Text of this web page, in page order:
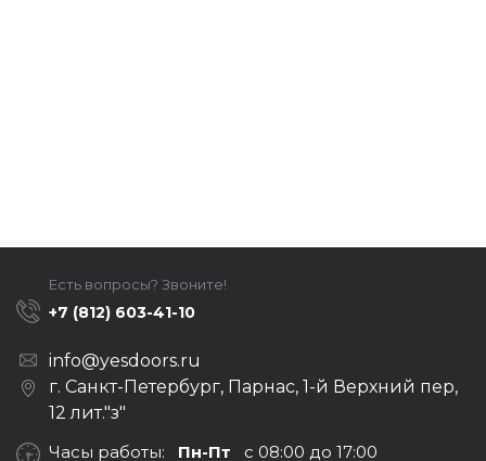
Есть вопросы? Звоните!
+7 (812) 603-41-10
info@yesdoors.ru
г. Санкт-Петербург, Парнас, 1-й Верхний пер,
12 лит."з"
Часы работы: Пн-Пт с 08:00 до 17:00